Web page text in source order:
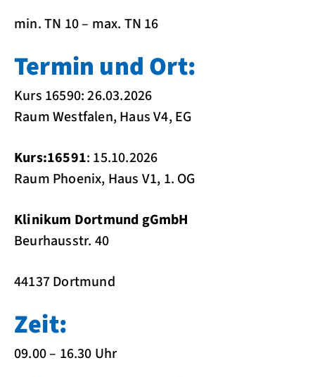
min. TN 10 – max. TN 16
Termin und Ort:
Kurs 16590: 26.03.2026
Raum Westfalen, Haus V4, EG
Kurs:16591: 15.10.2026
Raum Phoenix, Haus V1, 1. OG
Klinikum Dortmund gGmbH
Beurhausstr. 40
44137 Dortmund
Zeit:
09.00 – 16.30 Uhr